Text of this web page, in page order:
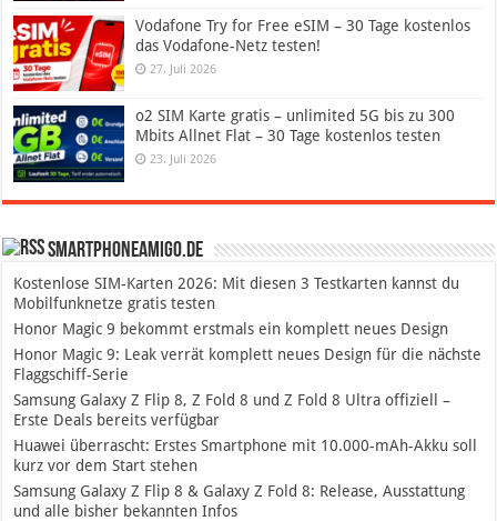
Vodafone Try for Free eSIM – 30 Tage kostenlos
das Vodafone-Netz testen!
27. Juli 2026
o2 SIM Karte gratis – unlimited 5G bis zu 300
Mbits Allnet Flat – 30 Tage kostenlos testen
23. Juli 2026
SmartphoneAmigo.de
Kostenlose SIM-Karten 2026: Mit diesen 3 Testkarten kannst du
Mobilfunknetze gratis testen
Honor Magic 9 bekommt erstmals ein komplett neues Design
Honor Magic 9: Leak verrät komplett neues Design für die nächste
Flaggschiff-Serie
Samsung Galaxy Z Flip 8, Z Fold 8 und Z Fold 8 Ultra offiziell –
Erste Deals bereits verfügbar
Huawei überrascht: Erstes Smartphone mit 10.000-mAh-Akku soll
kurz vor dem Start stehen
Samsung Galaxy Z Flip 8 & Galaxy Z Fold 8: Release, Ausstattung
und alle bisher bekannten Infos